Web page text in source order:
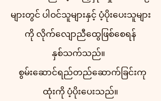
များတွင် ပါဝင်သူများနှင့် ပံ့ပိုးပေးသူများ
ကို လိုက်လျောညီထွေဖြစ်စေရန်
နှစ်သက်သည်။
စွမ်းဆောင်ရည်တည်ဆောက်ခြင်းကု
ထုံးကို ပံ့ပိုးပေးသည်။